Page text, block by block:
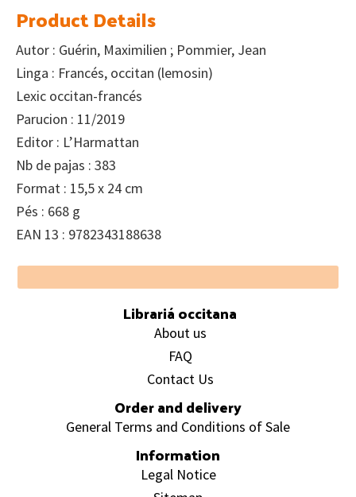
Product Details
Autor : Guérin, Maximilien ; Pommier, Jean
Linga : Francés, occitan (lemosin)
Lexic occitan-francés
Parucion : 11/2019
Editor : L’Harmattan
Nb de pajas : 383
Format : 15,5 x 24 cm
Pés : 668 g
EAN 13 : 9782343188638
Footer
Librariá occitana
About us
FAQ
Contact Us
Order and delivery
General Terms and Conditions of Sale
Information
Legal Notice